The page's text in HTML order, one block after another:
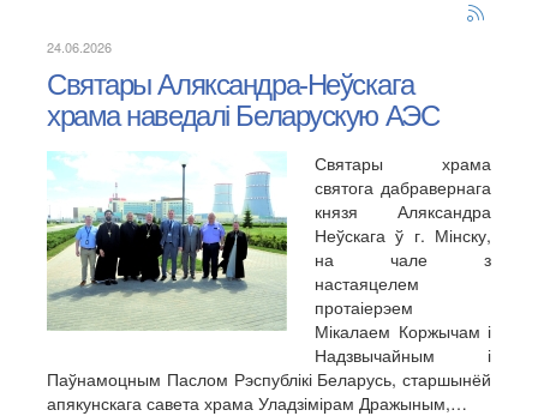
24.06.2026
Святары Аляксандра-Неўскага
храма наведалі Беларускую АЭС
Святары храма
святога дабравернага
князя Аляксандра
Неўскага ў г. Мінску,
на чале з
настаяцелем
протаіерэем
Мікалаем Коржычам і
Надзвычайным і
Паўнамоцным Паслом Рэспублікі Беларусь, старшынёй
апякунскага савета храма Уладзімірам Дражыным,…